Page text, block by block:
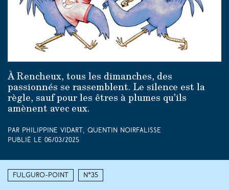
À Rencheux, tous les dimanches, des
passionnés se rassemblent. Le silence est la
règle, sauf pour les êtres à plumes qu’ils
amènent avec eux.
Par Philippine Vidart, Quentin Noirfalisse
Publié le 06/03/2025
Fulguro-Point N°35